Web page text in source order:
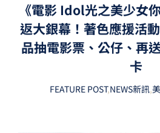
《電影 Idol光之美少女
返大銀幕！著色應援活
品抽電影票、公仔、再
卡
FEATURE POST,NEWS新訊,